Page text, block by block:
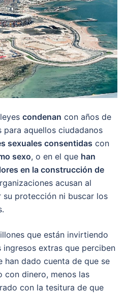
condenan con años de
para aquellos ciudadanos
sexuales consentidas con
sexo, o en el que han
en la construcción de
acusan al
su protección ni buscar los
que están invirtiendo
extras que perciben
han dado cuenta de que se
con dinero, menos las
con la tesitura de que